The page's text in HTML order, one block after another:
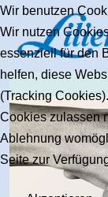
Wir benutzen
Wir nutzen
essenziell für den
helfen, diese
(Tracking
Cookies zulassen
Ablehnung
Seite zur